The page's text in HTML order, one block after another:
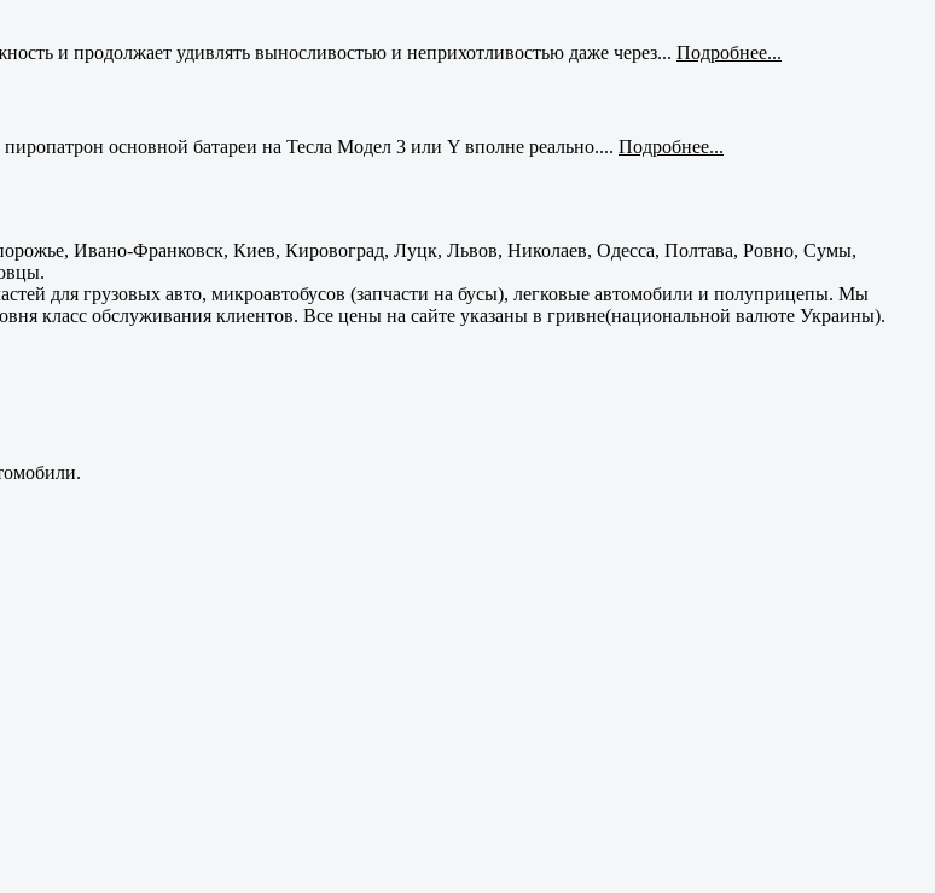
и продолжает удивлять выносливостью и неприхотливостью даже через... Подробнее...
основной батареи на Тесла Модел 3 или Y вполне реально.... Подробнее...
Ивано-Франковск, Киев, Кировоград, Луцк, Львов, Николаев, Одесса, Полтава, Ровно, Сумы,
для грузовых авто, микроавтобусов (запчасти на бусы), легковые автомобили и полуприцепы. Мы
класс обслуживания клиентов. Все цены на сайте указаны в гривне(национальной валюте Украины).